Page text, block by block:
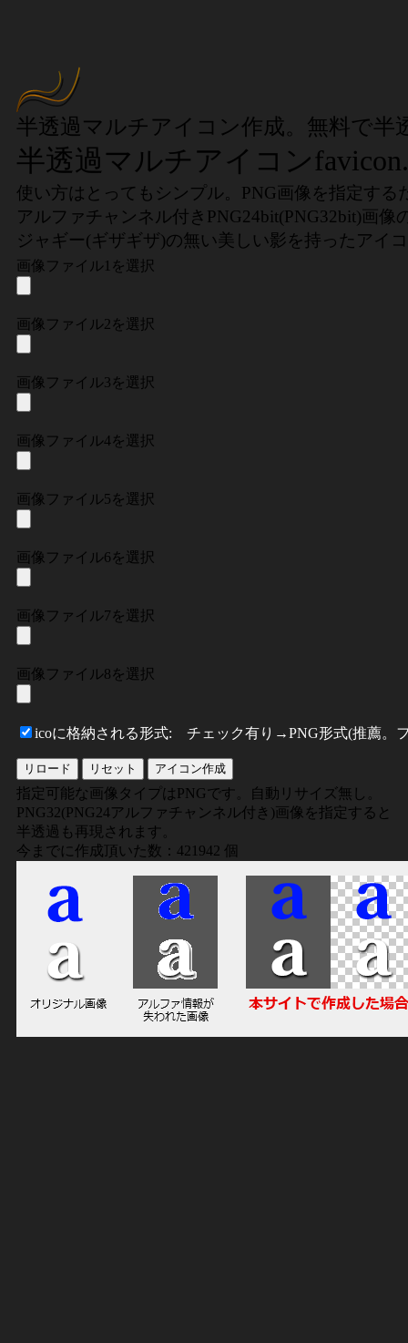
半透過マルチアイコン作成。無料で
半透過マルチアイコン
使い方はとってもシンプル。PNG画像を指定す
アルファチャンネル付きPNG24bit(PNG32bit)画
ジャギー(ギザギザ)の無い美しい影を持ったアイ
画像ファイル1を選択
画像ファイル2を選択
画像ファイル3を選択
画像ファイル4を選択
画像ファイル5を選択
画像ファイル6を選択
画像ファイル7を選択
画像ファイル8を選択
icoに格納される形式: チェック有り→PNG形式(推薦
指定可能な画像タイプはPNGです。自動リサイズ無し。
PNG32(PNG24アルファチャンネル付き)画像を指定すると
半透過も再現されます。
今までに作成頂いた数：421942 個